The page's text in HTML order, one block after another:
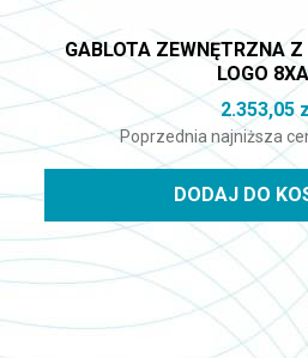
GABLOTA ZEWNĘTRZNA
LOGO
2.353,05
Poprzednia najniższa
DODAJ DO